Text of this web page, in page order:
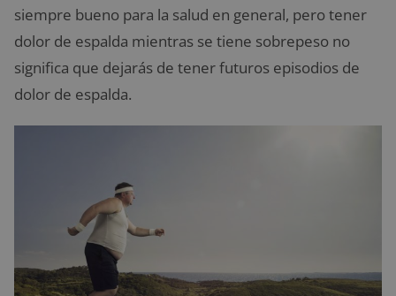
siempre bueno para la salud en general, pero tener
dolor de espalda mientras se tiene sobrepeso no
significa que dejarás de tener futuros episodios de
dolor de espalda.